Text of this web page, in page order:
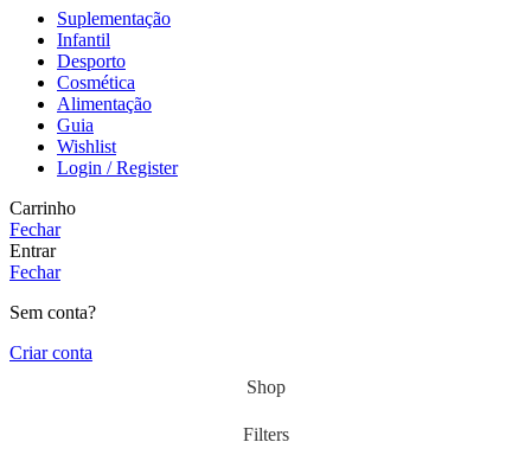
Suplementação
Infantil
Desporto
Cosmética
Alimentação
Guia
Wishlist
Login / Register
Carrinho
Fechar
Entrar
Fechar
Sem conta?
Criar conta
Shop
Filters